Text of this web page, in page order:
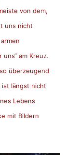
von dem,
uns nicht
am Kreuz.
überzeugend
längst nicht
Lebens
mit Bildern